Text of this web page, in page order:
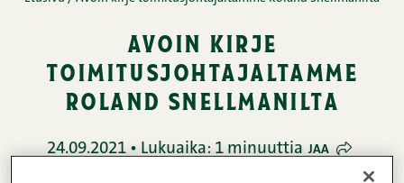
avoin kirje
toimitusjohtajaltamme
roland snellmanilta
24.09.2021 • Lukuaika: 1 minuuttia JAA